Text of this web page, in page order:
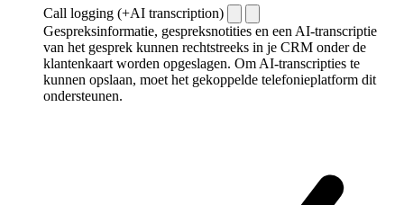
Call logging (+AI transcription)
Gespreksinformatie, gespreksnotities en een AI-transcriptie
van het gesprek kunnen rechtstreeks in je CRM onder de
klantenkaart worden opgeslagen. Om AI-transcripties te
kunnen opslaan, moet het gekoppelde telefonieplatform dit
ondersteunen.